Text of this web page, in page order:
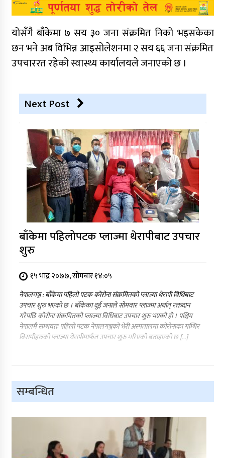
योसँगै बाँकेमा ७ सय ३० जना संक्रमित निको भइसकेका
छन भने अब विभिन्न आइसोलेशनमा २ सय ६६ जना संक्रमित
उपचाररत रहेको स्वास्थ्य कार्यालयले जनाएको छ ।
Next Post
बाँकेमा पहिलोपटक प्लाज्मा थेरापीबाट उपचार
शुरु
१५ भाद्र २०७७, सोमबार १४:०५
नेपालगञ्ज : बाँकेमा पहिलो पटक कोरोना संक्रमितको प्लाज्मा थेरापी विधिबाट
उपचार शुरु भएको छ । बाँकेका दुई जनाले सोमवार प्लाज्मा अर्थात् रक्तदान
गरेपछि कोरोना संक्रमितको प्लाज्मा विधिबाट उपचार शुरु भएको हो । पश्चिम
नेपालमै सम्भवतः पहिलो पटक नेपालगञ्जको भेरी अस्पतालमा कोरोनाका गम्भिर
बिरामीहरुको प्लाज्मा थेरापीमार्फत उपचार शुरु गरिएको बताइएको छ […]
सम्बन्धित